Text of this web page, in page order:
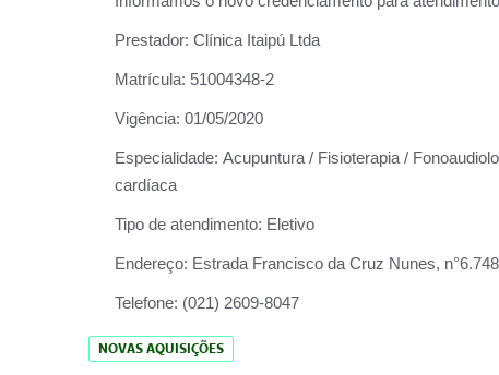
Prestador: Clínica Itaipú Ltda
Matrícula: 51004348-2
Vigência: 01/05/2020
Especialidade: Acupuntura / Fisioterapia /
cardíaca
Tipo de atendimento: Eletivo
Endereço: Estrada Francisco da Cruz Nunes,
Telefone: (021) 2609-8047
NOVAS AQUISIÇÕES